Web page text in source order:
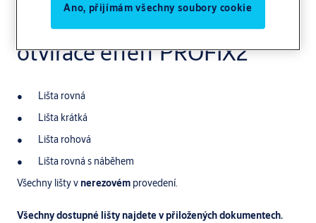
Montážní lišty pro el.
otvírače effeff PROFIX2
Lišta rovná
Lišta krátká
Lišta rohová
Lišta rovná s náběhem
Všechny lišty v nerezovém provedení.
Všechny dostupné lišty najdete v přiložených dokumentech.
Ano, přijímám všechny soubory cookie